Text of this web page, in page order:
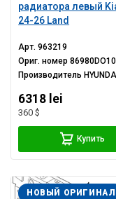
радиатора левый
24-26 Land
Арт.963219
Ориг. номер
Производитель HYUNDAI
6318 lei
360 $
Купить
НОВЫЙ ОРИГИНАЛ